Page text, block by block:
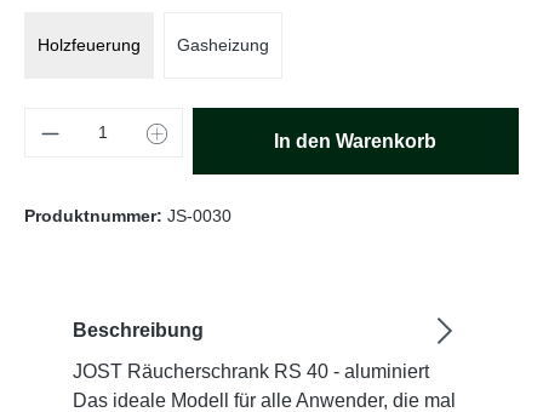
Holzfeuerung Gasheizung
Produkt Anzahl: Gib den gewünschten
In den Warenkorb
Produktnummer: JS-0030
Beschreibung
JOST Räucherschrank RS 40 - aluminiert
Das ideale Modell für alle Anwender, die mal